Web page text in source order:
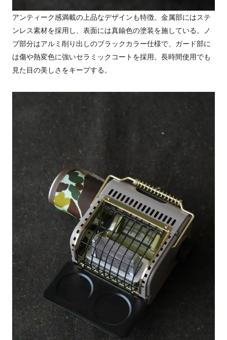
アンティーク感満載の上品なデザインも特徴。金属部にはステ
ンレス素材を採用し、表面には真鍮色の塗装を施している。ノ
ブ部分はアルミ削り出しのブラックカラー仕様で、ガード部に
は傷や熱変色に強いセラミックコートを採用。長時間使用でも
見た目の美しさをキープする。